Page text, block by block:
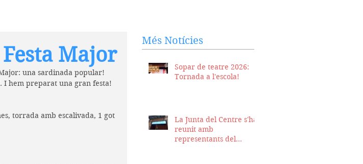
Major
una sardinada popular!
. I hem preparat una gran festa!
torrada amb escalivada, 1 got
Més Notícies
Sopar de teatre 2026:
Tornada a l'escola!
La Junta del Centre s'ha
reunit amb
representants del